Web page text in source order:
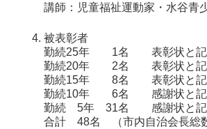
講師：児童福祉運動家・水谷
被表彰者
勤続25年 1名 表彰状と記
勤続20年 2名 表彰状と記
勤続15年 8名 表彰状と記
勤続10年 6名 感謝状と記
勤続 5年 31名 感謝状と記
合計 48名 （市内自治会長総数